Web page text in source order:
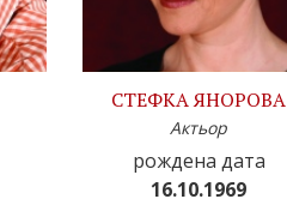
СТЕФКА ЯНОРОВА
Актьор
рождена дата
16.10.1969